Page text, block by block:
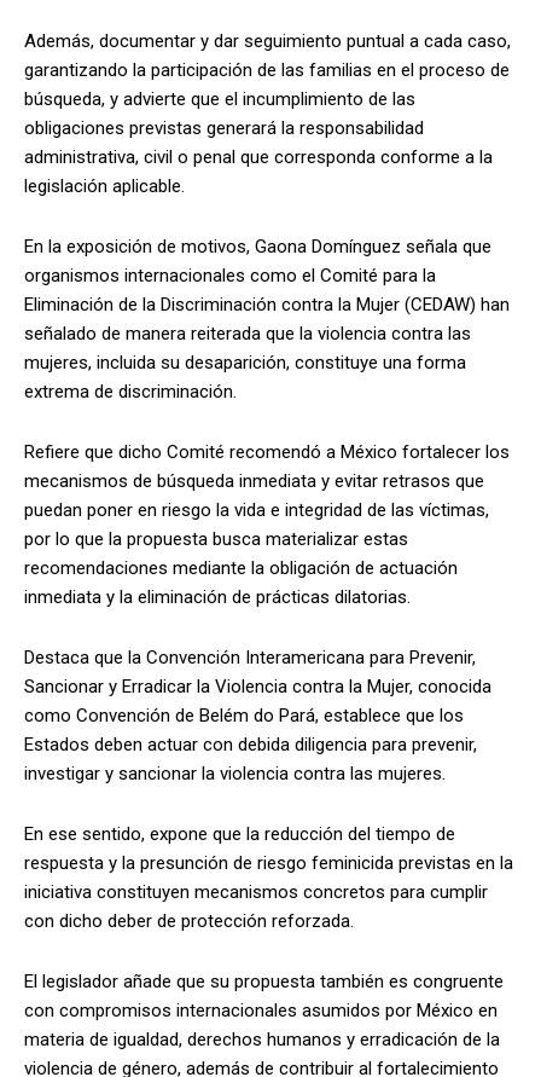
Además, documentar y dar seguimiento puntual a cada caso,
garantizando la participación de las familias en el proceso de
búsqueda, y advierte que el incumplimiento de las
obligaciones previstas generará la responsabilidad
administrativa, civil o penal que corresponda conforme a la
legislación aplicable.
En la exposición de motivos, Gaona Domínguez señala que
organismos internacionales como el Comité para la
Eliminación de la Discriminación contra la Mujer (CEDAW) han
señalado de manera reiterada que la violencia contra las
mujeres, incluida su desaparición, constituye una forma
extrema de discriminación.
Refiere que dicho Comité recomendó a México fortalecer los
mecanismos de búsqueda inmediata y evitar retrasos que
puedan poner en riesgo la vida e integridad de las víctimas,
por lo que la propuesta busca materializar estas
recomendaciones mediante la obligación de actuación
inmediata y la eliminación de prácticas dilatorias.
Destaca que la Convención Interamericana para Prevenir,
Sancionar y Erradicar la Violencia contra la Mujer, conocida
como Convención de Belém do Pará, establece que los
Estados deben actuar con debida diligencia para prevenir,
investigar y sancionar la violencia contra las mujeres.
En ese sentido, expone que la reducción del tiempo de
respuesta y la presunción de riesgo feminicida previstas en la
iniciativa constituyen mecanismos concretos para cumplir
con dicho deber de protección reforzada.
El legislador añade que su propuesta también es congruente
con compromisos internacionales asumidos por México en
materia de igualdad, derechos humanos y erradicación de la
violencia de género, además de contribuir al fortalecimiento